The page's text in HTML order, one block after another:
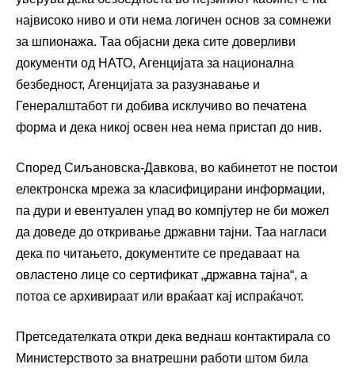
највисоко ниво и оти нема логичен основ за сомнежи
за шпионажа. Таа објасни дека сите доверливи
документи од НАТО, Агенцијата за национална
безбедност, Агенцијата за разузнавање и
Генералштабот ги добива исклучиво во печатена
форма и дека никој освен неа нема пристап до нив.
Според Сиљановска-Давкова, во кабинетот не постои
електронска мрежа за класифицирани информации,
па дури и евентуален упад во компјутер не би можел
да доведе до откривање државни тајни. Таа нагласи
дека по читањето, документите се предаваат на
овластено лице со сертификат „државна тајна“, а
потоа се архивираат или враќаат кај испраќачот.
Претседателката откри дека веднаш контактирала со
Министерството за внатрешни работи штом била